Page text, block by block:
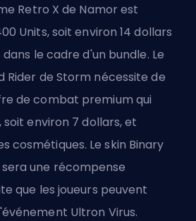
Retro X de Namor est
Units, soit environ 14 dollars
dans le cadre d'un bundle. Le
Rider de Storm nécessite de
de combat premium qui
, soit environ 7 dollars, et
cosmétiques. Le skin Binary
une récompense
que les joueurs peuvent
Ultron Virus.